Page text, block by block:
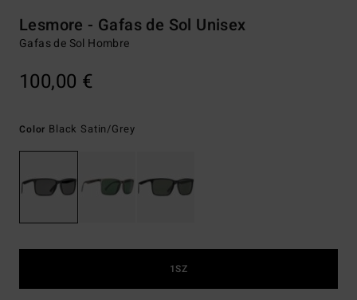
Lesmore - Gafas de Sol Unisex
Gafas de Sol Hombre
100,00 €
Color Black Satin/grey
1SZ